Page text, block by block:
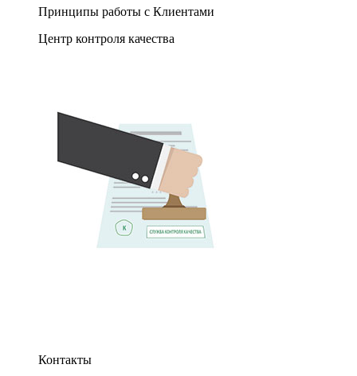
Принципы работы с Клиентами
Центр контроля качества
Контакты